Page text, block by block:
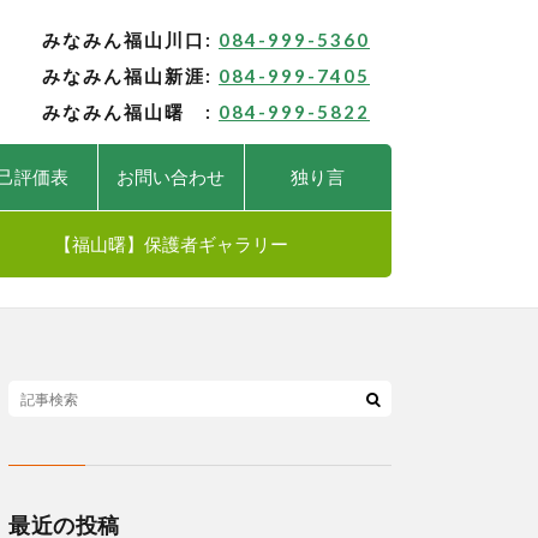
みなみん福山川口: 084-999-5360
みなみん福山新涯: 084-999-7405
みなみん福山曙 : 084-999-5822
評価表 お問い合わせ 独り言
【福山曙】保護者ギャラリー
最近の投稿